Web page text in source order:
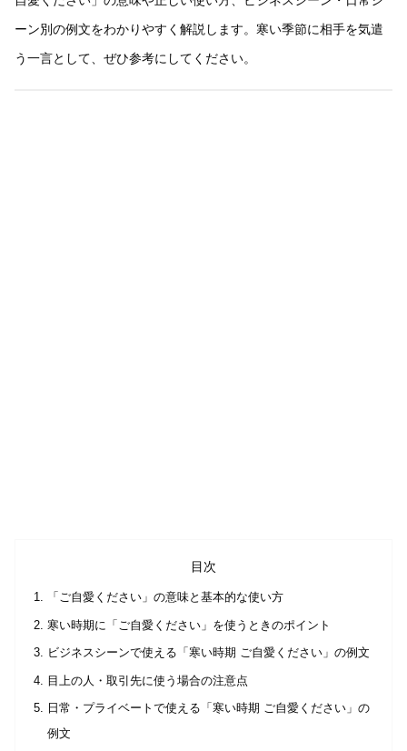
ーン別の例文をわかりやすく解説します。寒い季節に相手を気遣
う一言として、ぜひ参考にしてください。
目次
「ご自愛ください」の意味と基本的な使い方
寒い時期に「ご自愛ください」を使うときのポイント
ビジネスシーンで使える「寒い時期 ご自愛ください」の例文
目上の人・取引先に使う場合の注意点
日常・プライベートで使える「寒い時期 ご自愛ください」の
例文